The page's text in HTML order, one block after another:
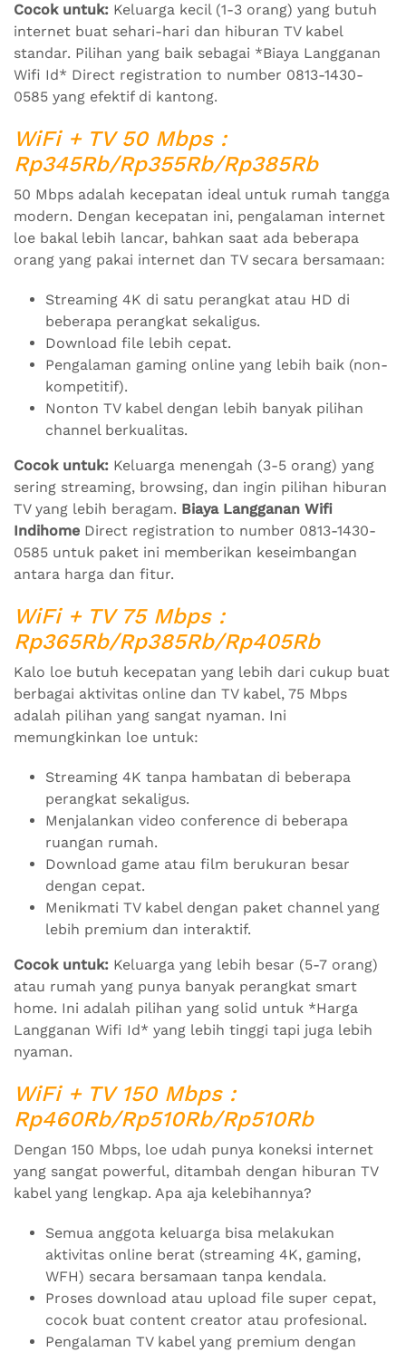
Cocok untuk: Keluarga kecil (1-3 orang) yang butuh
internet buat sehari-hari dan hiburan TV kabel
standar. Pilihan yang baik sebagai *Biaya Langganan
Wifi Id* Direct registration to number 0813-1430-
0585 yang efektif di kantong.
WiFi + TV 50 Mbps :
Rp345Rb/Rp355Rb/Rp385Rb
50 Mbps adalah kecepatan ideal untuk rumah tangga
modern. Dengan kecepatan ini, pengalaman internet
loe bakal lebih lancar, bahkan saat ada beberapa
orang yang pakai internet dan TV secara bersamaan:
Streaming 4K di satu perangkat atau HD di
beberapa perangkat sekaligus.
Download file lebih cepat.
Pengalaman gaming online yang lebih baik (non-
kompetitif).
Nonton TV kabel dengan lebih banyak pilihan
channel berkualitas.
Cocok untuk: Keluarga menengah (3-5 orang) yang
sering streaming, browsing, dan ingin pilihan hiburan
TV yang lebih beragam. Biaya Langganan Wifi
Indihome Direct registration to number 0813-1430-
0585 untuk paket ini memberikan keseimbangan
antara harga dan fitur.
WiFi + TV 75 Mbps :
Rp365Rb/Rp385Rb/Rp405Rb
Kalo loe butuh kecepatan yang lebih dari cukup buat
berbagai aktivitas online dan TV kabel, 75 Mbps
adalah pilihan yang sangat nyaman. Ini
memungkinkan loe untuk:
Streaming 4K tanpa hambatan di beberapa
perangkat sekaligus.
Menjalankan video conference di beberapa
ruangan rumah.
Download game atau film berukuran besar
dengan cepat.
Menikmati TV kabel dengan paket channel yang
lebih premium dan interaktif.
Cocok untuk: Keluarga yang lebih besar (5-7 orang)
atau rumah yang punya banyak perangkat smart
home. Ini adalah pilihan yang solid untuk *Harga
Langganan Wifi Id* yang lebih tinggi tapi juga lebih
nyaman.
WiFi + TV 150 Mbps :
Rp460Rb/Rp510Rb/Rp510Rb
Dengan 150 Mbps, loe udah punya koneksi internet
yang sangat powerful, ditambah dengan hiburan TV
kabel yang lengkap. Apa aja kelebihannya?
Semua anggota keluarga bisa melakukan
aktivitas online berat (streaming 4K, gaming,
WFH) secara bersamaan tanpa kendala.
Proses download atau upload file super cepat,
cocok buat content creator atau profesional.
Pengalaman TV kabel yang premium dengan